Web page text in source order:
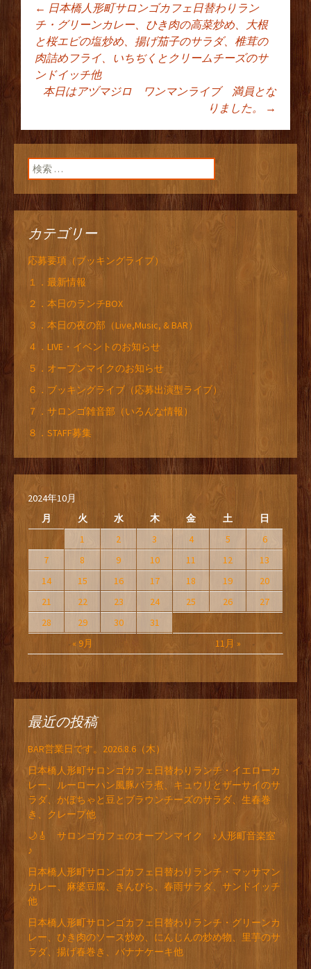
投稿ナビゲーショ
ン
← 日本橋人形町サロンゴカフェ日替わりラン
チ・グリーンカレー、ひき肉の高菜炒め、大根
と桜エビの塩炒め、揚げ茄子のサラダ、椎茸の
肉詰めフライ、いちぢくとクリームチーズのサ
ンドイッチ他
本日はアヅマジロ ワンマンライブ 満員とな
りました。
→
検索:
カテゴリー
応募要項（ブッキングライブ）
１．最新情報
２．本日のランチBOX
３．本日の夜の部（Live,Music, & BAR）
４．LIVE・イベントのお知らせ
５．オープンマイクのお知らせ
６．ブッキングライブ（応募出演型ライブ）
７．サロンゴ雑音部（いろんな情報）
８．STAFF募集
2024年10月
月
火 水 木 金 土 日
« 9月 11月 »
1 2 3 4 5
6
7
8 9 10 11 12
13
14
15 16 17 18 19
20
21
22 23 24 25 26
27
28
29 30 31
最近の投稿
BAR営業日です。2026.8.6（木）
日本橋人形町サロンゴカフェ日替わりランチ・イエローカ
レー、ルーローハン風豚バラ煮、キュウリとザーサイのサ
ラダ、かぼちゃと豆とブラウンチーズのサラダ、生春巻
き、クレープ他
🌙🎸 サロンゴカフェのオープンマイク ♪人形町音楽室
♪
日本橋人形町サロンゴカフェ日替わりランチ・マッサマン
カレー、麻婆豆腐、きんぴら、春雨サラダ、サンドイッチ
他
日本橋人形町サロンゴカフェ日替わりランチ・グリーンカ
レー、ひき肉のソース炒め、にんじんの炒め物、里芋のサ
ラダ、揚げ春巻き、バナナケーキ他